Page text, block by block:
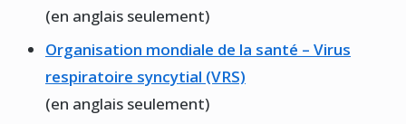
(en anglais seulement)
Organisation mondiale de la santé – Virus
respiratoire syncytial (VRS)
(en anglais seulement)